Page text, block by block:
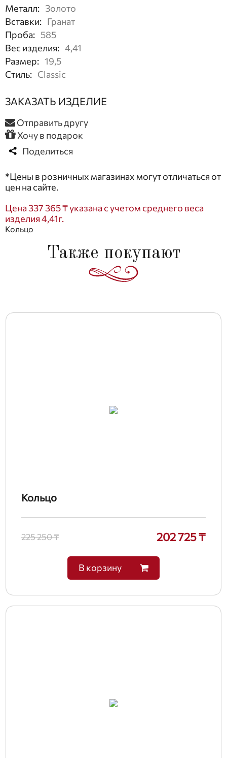
Металл: Золото
Вставки: Гранат
Проба: 585
Вес изделия: 4,41
Размер: 19,5
Стиль: Classic
ЗАКАЗАТЬ ИЗДЕЛИЕ
Отправить другу
Хочу в подарок
Поделиться
*Цены в розничных магазинах могут отличаться от
цен на сайте.
Цена 337 365 ₸ указана с учетом среднего веса
изделия 4,41г.
Кольцо
Также покупают
Кольцо
225 250 ₸ 202 725 ₸
В корзину